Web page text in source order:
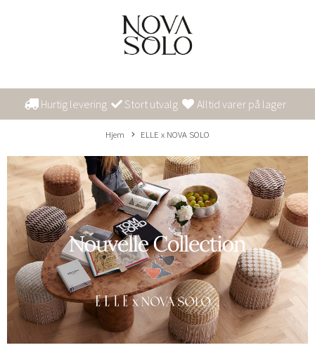
Hurtig levering Stort utvalg Alltid varer på lager
Hjem ELLE x NOVA SOLO